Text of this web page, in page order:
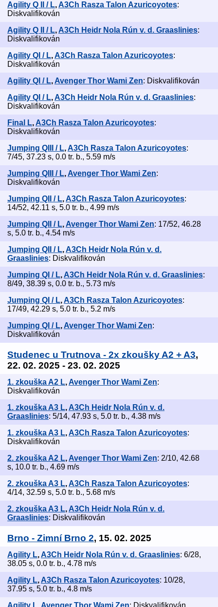
Agility Q II / L,A3Ch Rasza Talon Azuricoyotes:
Diskvalifikován
Agility Q II / L, A3Ch Heidr Nola Rún v. d. Graaslinies:
Diskvalifikován
Agility QI / L,A3Ch Rasza Talon Azuricoyotes:
Diskvalifikován
Agility QI / L, Avenger Thor Wami Zen: Diskvalifikován
Agility QI / L,A3Ch Heidr Nola Rún v. d. Graaslinies:
Diskvalifikován
Final L, A3Ch Rasza Talon Azuricoyotes:
Diskvalifikován
Jumping QIII / L,A3Ch Rasza Talon Azuricoyotes:
7/45, 37.23 s, 0.0 tr. b., 5.59 m/s
Jumping QIII / L, Avenger Thor Wami Zen:
Diskvalifikován
Jumping QII / L,A3Ch Rasza Talon Azuricoyotes:
14/52, 42.11 s, 5.0 tr. b., 4.99 m/s
Jumping QII / L, Avenger Thor Wami Zen: 17/52, 46.28
s, 5.0 tr. b., 4.54 m/s
Jumping QII / L,A3Ch Heidr Nola Rún v. d.
Graaslinies: Diskvalifikován
Jumping QI / L, A3Ch Heidr Nola Rún v. d. Graaslinies:
8/49, 38.39 s, 0.0 tr. b., 5.73 m/s
Jumping QI / L,A3Ch Rasza Talon Azuricoyotes:
17/49, 42.29 s, 5.0 tr. b., 5.2 m/s
Jumping QI / L, Avenger Thor Wami Zen:
Diskvalifikován
Studenec u Trutnova - 2x zkoušky A2 + A3,
22. 02. 2025 - 23. 02. 2025
1. zkouška A2 L,Avenger Thor Wami Zen:
Diskvalifikován
1. zkouška A3 L, A3Ch Heidr Nola Rún v. d.
Graaslinies: 5/14, 47.93 s, 5.0 tr. b., 4.38 m/s
1. zkouška A3 L,A3Ch Rasza Talon Azuricoyotes:
Diskvalifikován
2. zkouška A2 L, Avenger Thor Wami Zen: 2/10, 42.68
s, 10.0 tr. b., 4.69 m/s
2. zkouška A3 L,A3Ch Rasza Talon Azuricoyotes:
4/14, 32.59 s, 5.0 tr. b., 5.68 m/s
2. zkouška A3 L, A3Ch Heidr Nola Rún v. d.
Graaslinies: Diskvalifikován
Brno - Zimní Brno 2, 15. 02. 2025
Agility L,A3Ch Heidr Nola Rún v. d. Graaslinies: 6/28,
38.05 s, 0.0 tr. b., 4.78 m/s
Agility L, A3Ch Rasza Talon Azuricoyotes: 10/28,
37.95 s, 5.0 tr. b., 4.8 m/s
Agility L
Avenger Thor Wami Zen: Diskvalifikován